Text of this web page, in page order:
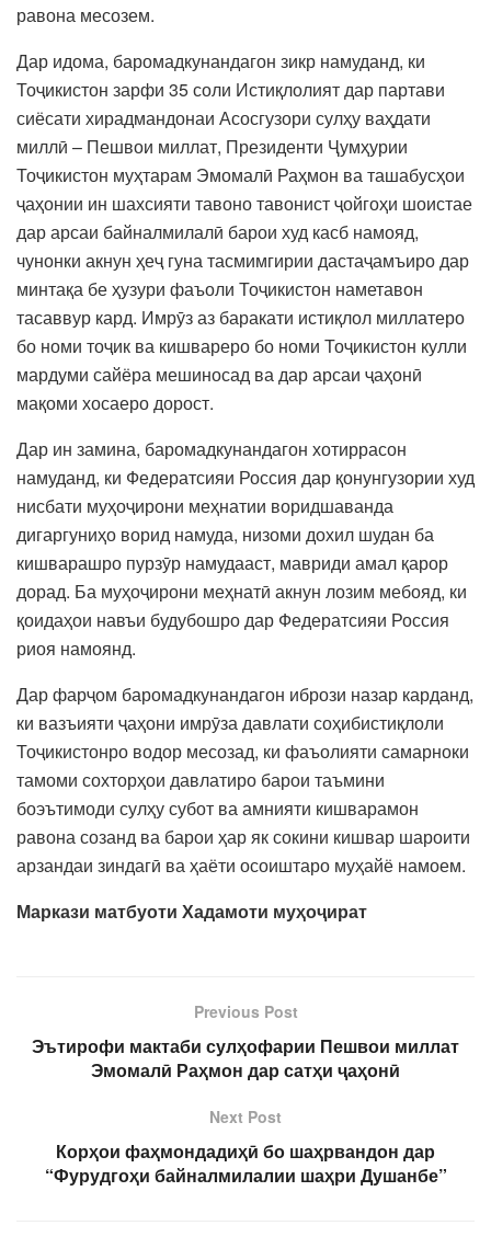
равона месозем.
Дар идома, баромадкунандагон зикр намуданд, ки
Тоҷикистон зарфи 35 соли Истиқлолият дар партави
сиёсати хирадмандонаи Асосгузори сулҳу ваҳдати
миллӣ – Пешвои миллат, Президенти Ҷумҳурии
Тоҷикистон муҳтарам Эмомалӣ Раҳмон ва ташабусҳои
ҷаҳонии ин шахсияти тавоно тавонист ҷойгоҳи шоистае
дар арсаи байналмилалӣ барои худ касб намояд,
чунонки акнун ҳеҷ гуна тасмимгирии дастаҷамъиро дар
минтақа бе ҳузури фаъоли Тоҷикистон наметавон
тасаввур кард. Имрӯз аз баракати истиқлол миллатеро
бо номи тоҷик ва кишвареро бо номи Тоҷикистон кулли
мардуми сайёра мешиносад ва дар арсаи ҷаҳонӣ
мақоми хосаеро дорост.
Дар ин замина, баромадкунандагон хотиррасон
намуданд, ки Федератсияи Россия дар қонунгузории худ
нисбати муҳоҷирони меҳнатии воридшаванда
дигаргуниҳо ворид намуда, низоми дохил шудан ба
кишварашро пурзӯр намудааст, мавриди амал қарор
дорад. Ба муҳоҷирони меҳнатӣ акнун лозим мебояд, ки
қоидаҳои навъи будубошро дар Федератсияи Россия
риоя намоянд.
Дар фарҷом баромадкунандагон ибрози назар карданд,
ки вазъияти ҷаҳони имрӯза давлати соҳибистиқлоли
Тоҷикистонро водор месозад, ки фаъолияти самарноки
тамоми сохторҳои давлатиро барои таъмини
боэътимоди сулҳу субот ва амнияти кишварамон
равона созанд ва барои ҳар як сокини кишвар шароити
арзандаи зиндагӣ ва ҳаёти осоиштаро муҳайё намоем.
Маркази матбуоти Хадамоти муҳоҷират
Previous Post
Эътирофи мактаби сулҳофарии Пешвои миллат
Эмомалӣ Раҳмон дар сатҳи ҷаҳонӣ
Next Post
Корҳои фаҳмондадиҳӣ бо шаҳрвандон дар
“Фурудгоҳи байналмилалии шаҳри Душанбе”